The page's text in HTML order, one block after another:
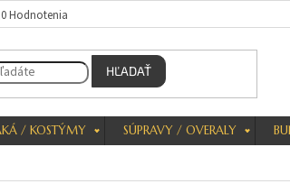
Hodnotenia
HĽADAŤ
/ KOSTÝMY SÚPRAVY / OVERALY